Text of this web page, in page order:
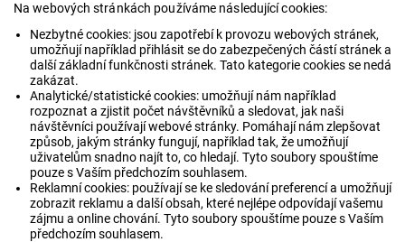
Na webových stránkách používáme následující cookies:
Nezbytné cookies: jsou zapotřebí k provozu webových stránek,
umožňují například přihlásit se do zabezpečených částí stránek a
další základní funkčnosti stránek. Tato kategorie cookies se nedá
zakázat.
Analytické/statistické cookies: umožňují nám například
rozpoznat a zjistit počet návštěvníků a sledovat, jak naši
návštěvníci používají webové stránky. Pomáhají nám zlepšovat
způsob, jakým stránky fungují, například tak, že umožňují
uživatelům snadno najít to, co hledají. Tyto soubory spouštíme
pouze s Vaším předchozím souhlasem.
Reklamní cookies:používají se ke sledování preferencí a umožňují
zobrazit reklamu a další obsah, které nejlépe odpovídají vašemu
zájmu a online chování. Tyto soubory spouštíme pouze s Vaším
předchozím souhlasem.